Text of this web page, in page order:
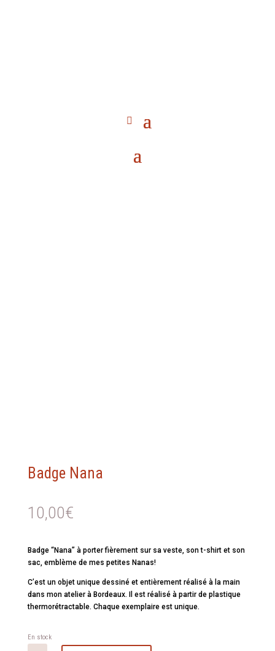
Badge Nana
10,00€
Badge “Nana” à porter fièrement sur sa veste, son t-shirt et son
sac, emblème de mes petites Nanas!
C’est un objet unique dessiné et entièrement réalisé à la main
dans mon atelier à Bordeaux. Il est réalisé à partir de plastique
thermorétractable. Chaque exemplaire est unique.
En stock